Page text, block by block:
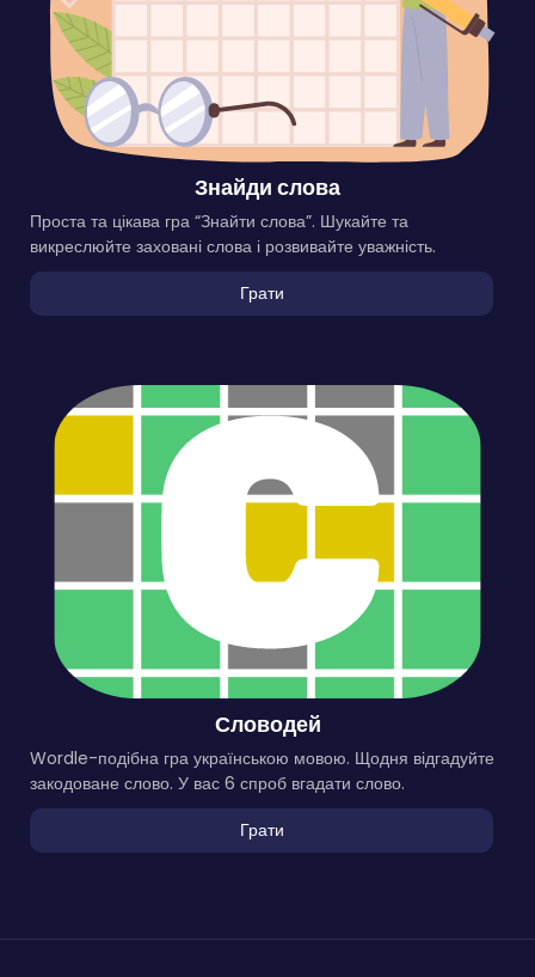
Знайди слова
Проста та цікава гра “Знайти слова”. Шукайте та
викреслюйте заховані слова і розвивайте уважність.
Грати
Словодей
Wordle-подібна гра українською мовою. Щодня відгадуйте
закодоване слово. У вас 6 спроб вгадати слово.
Грати